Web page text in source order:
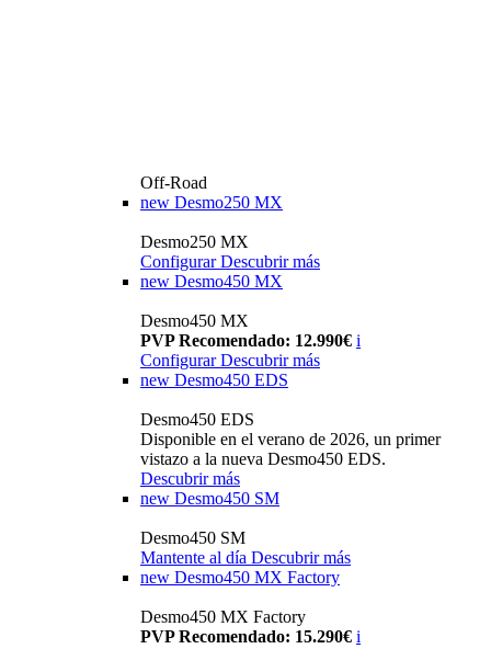
Off-Road
new Desmo250 MX
Desmo250 MX
Configurar Descubrir más
new Desmo450 MX
Desmo450 MX
PVP Recomendado: 12.990€ i
Configurar Descubrir más
new Desmo450 EDS
Desmo450 EDS
Disponible en el verano de 2026, un primer
vistazo a la nueva Desmo450 EDS.
Descubrir más
new Desmo450 SM
Desmo450 SM
Mantente al día Descubrir más
new Desmo450 MX Factory
Desmo450 MX Factory
PVP Recomendado: 15.290€ i